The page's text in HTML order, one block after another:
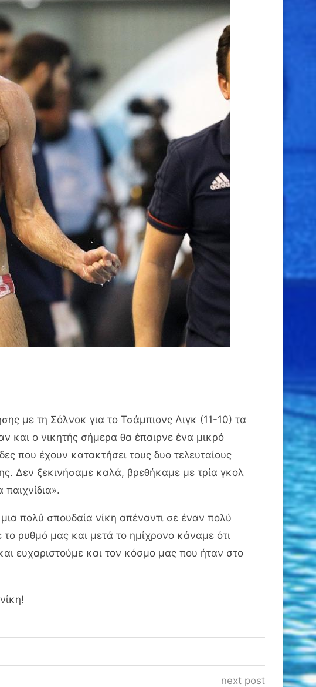
με τη Σόλνοκ για το Τσάμπιονς Λιγκ (11-10) τα
και ο νικητής σήμερα θα έπαιρνε ένα μικρό
που έχουν κατακτήσει τους δυο τελευταίους
Δεν ξεκινήσαμε καλά, βρεθήκαμε με τρία γκολ
πολύ σπουδαία νίκη απέναντι σε έναν πολύ
ρυθμό μας και μετά το ημίχρονο κάναμε ότι
ευχαριστούμε και τον κόσμο μας που ήταν στο
next post